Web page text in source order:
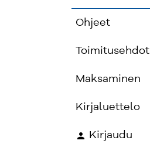
Ohjeet
Toimitusehdot
Maksaminen
Kirjaluettelo
Kirjaudu